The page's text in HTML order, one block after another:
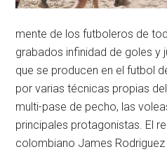
mente de los futboleros de
grabados infinidad de goles y
que se producen en el futbol
por varias técnicas propias
multi-pase de pecho, las
principales protagonistas. El
colombiano James